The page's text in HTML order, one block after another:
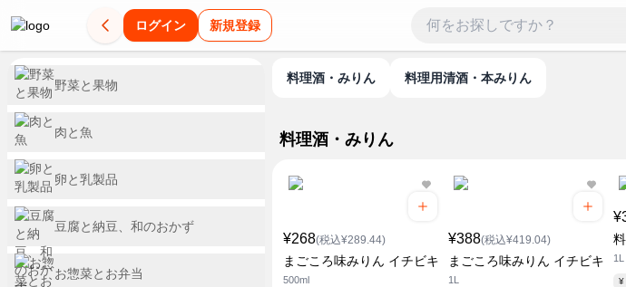
ログイン 新規登録
料理酒・みりん 料理用清酒・本みりん
料理酒・みりん
¥268(税込¥289.44)
まごころ味みりん イチビキ
500ml
¥388(税込¥419.04)
まごころ味みりん イチビキ
1L
1L
野菜と果物
肉と魚
卵と乳製品
豆腐と納豆、和のおかず
お惣菜とお弁当